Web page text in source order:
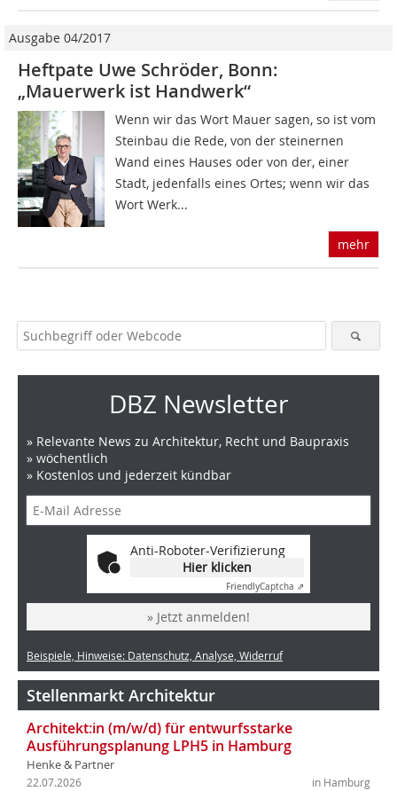
Ausgabe 04/2017
Heftpate Uwe Schröder, Bonn:
„Mauerwerk ist Handwerk“
Wenn wir das Wort Mauer sagen, so ist vom
Steinbau die Rede, von der steinernen
Wand eines Hauses oder von der, einer
Stadt, jedenfalls eines Ortes; wenn wir das
Wort Werk...
mehr
DBZ Newsletter
» Relevante News zu Architektur, Recht und Baupraxis
» wöchentlich
» Kostenlos und jederzeit kündbar
Anti-Roboter-Verifizierung
Hier klicken
FriendlyCaptcha ⇗
» Jetzt anmelden!
Beispiele, Hinweise: Datenschutz, Analyse, Widerruf
Stellenmarkt Architektur
Architekt:in (m/w/d) für entwurfsstarke
Ausführungsplanung LPH5 in Hamburg
Henke & Partner
in Hamburg
22.07.2026